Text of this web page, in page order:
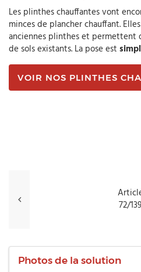
Les plinthes chauffantes vont
minces de plancher chauffant.
anciennes plinthes et permettent
de sols existants. La pose est
VOIR NOS PLINTHES
72/139
Photos de la solution